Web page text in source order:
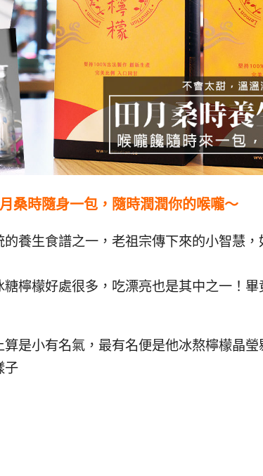
桑時隨身一包，隨時潤潤你的喉嚨～
養生食譜之一，老祖宗傳下來的小智慧
檸檬好處很多，吃漂亮也是其中之一！
是小有名氣，最有名便是他冰熬檸檬晶瑩
子